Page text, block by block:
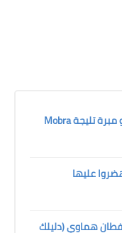
أنواع الأثواب و الأقمشة تليجة مبرة أو مبرة تليجة Mobra
عليها
هماوي (دليلك